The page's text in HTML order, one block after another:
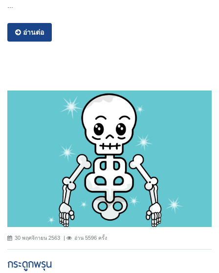
...
อ่านต่อ
30 พฤศจิกายน 2563 อ่าน 5596 ครั้ง
กระดูกพรุน